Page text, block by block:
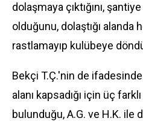
dolaşmaya çıktığını, şantiye
olduğunu, dolaştığı alanda
rastlamayıp kulübeye
Bekçi T.Ç.'nin de
alanı kapsadığı için üç
bulunduğu, A.G. ve H.K. ile